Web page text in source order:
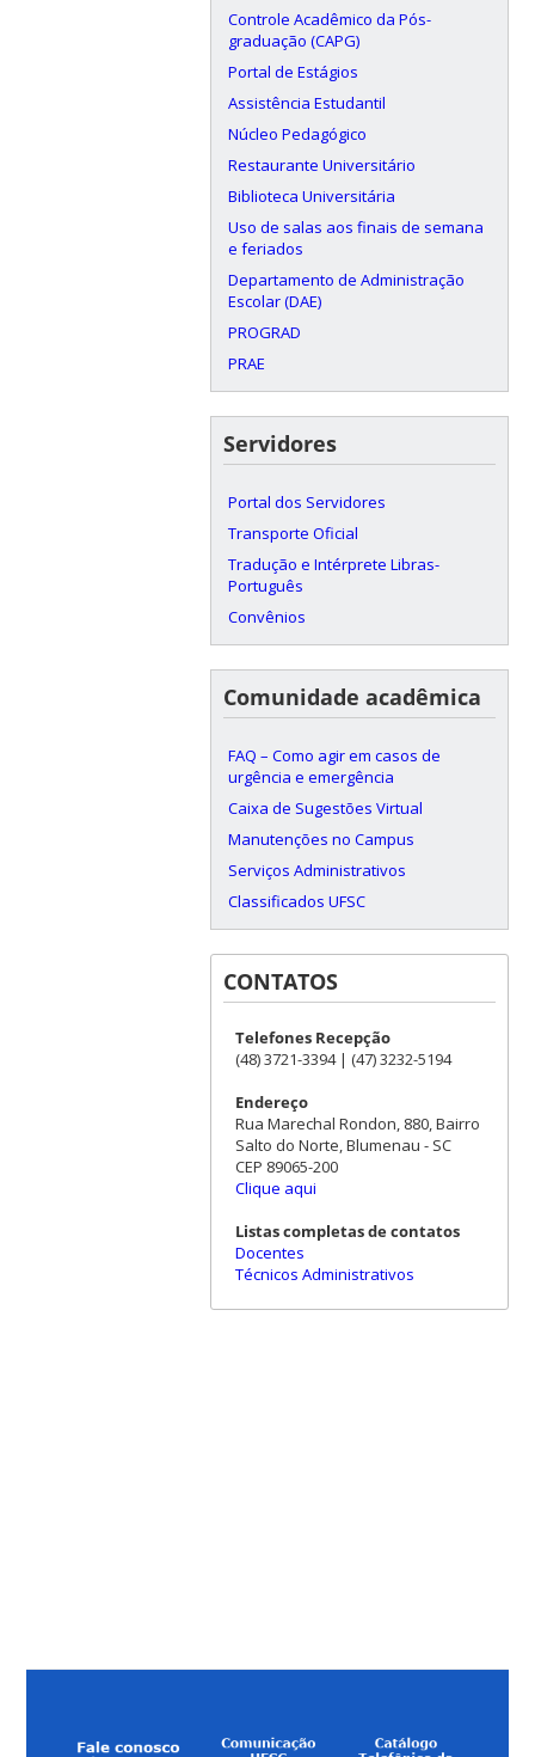
Controle Acadêmico da Pós-
graduação (CAPG)
Portal de Estágios
Assistência Estudantil
Núcleo Pedagógico
Restaurante Universitário
Biblioteca Universitária
Uso de salas aos finais de semana
e feriados
Departamento de Administração
Escolar (DAE)
PROGRAD
PRAE
Servidores
Portal dos Servidores
Transporte Oficial
Tradução e Intérprete Libras-
Português
Convênios
Comunidade acadêmica
FAQ – Como agir em casos de
urgência e emergência
Caixa de Sugestões Virtual
Manutenções no Campus
Serviços Administrativos
Classificados UFSC
CONTATOS
Telefones Recepção
(48) 3721-3394 | (47) 3232-5194
Endereço
Rua Marechal Rondon, 880, Bairro
Salto do Norte, Blumenau - SC
CEP 89065-200
Clique aqui
Listas completas de contatos
Docentes
Técnicos Administrativos